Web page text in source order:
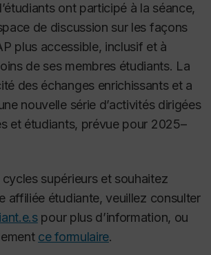
ont participé à la séance,
de discussion sur les façons
plus accessible, inclusif et à
de ses membres étudiants. La
des échanges enrichissants et a
nouvelle série d’activités dirigées
et étudiants, prévue pour 2025–
supérieurs et souhaitez
affiliée étudiante, veuillez consulter
pour plus d’information, ou
ce formulaire.